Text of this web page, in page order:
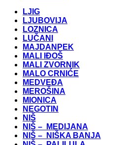
LJIG
LJUBOVIJA
LOZNICA
LUČANI
MAJDANPEK
MALI IĐOŠ
MALI ZVORNIK
MALO CRNIĆE
MEDVEĐA
MEROŠINA
MIONICA
NEGOTIN
NIŠ
NIŠ – MEDIJANA
NIŠ – NIŠKA BANJA